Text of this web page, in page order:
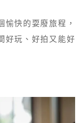
愉快的耍廢旅程，
好玩、好拍又能好